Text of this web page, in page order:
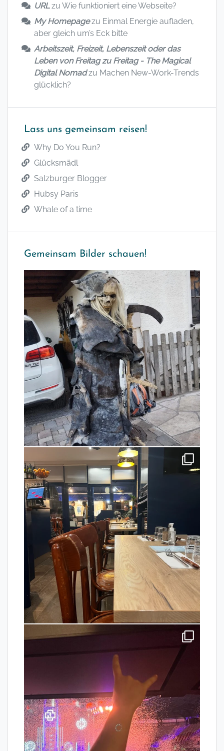
URLzu Wie funktioniert eine Webseite?
My Homepagezu Einmal Energie aufladen,
aber gleich um’s Eck bitte
Arbeitszeit, Freizeit, Lebenszeit oder das
Leben von Freitag zu Freitag - The Magical
Digital Nomadzu Machen New-Work-Trends
glücklich?
Lass uns gemeinsam reisen!
Why Do You Run?
Glücksmädl
Salzburger Blogger
Hubsy Paris
Whale of a time
Gemeinsam Bilder schauen!